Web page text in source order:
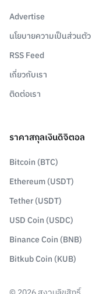
Advertise
นโยบายความเป็นส่วนตัว
RSS Feed
เกี่ยวกับเรา
ติดต่อเรา
ราคาสกุลเงินดิจิตอล
Bitcoin (BTC)
Ethereum (USDT)
Tether (USDT)
USD Coin (USDC)
Binance Coin (BNB)
Bitkub Coin (KUB)